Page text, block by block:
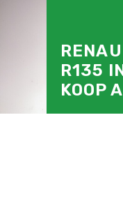
R135
KOOP